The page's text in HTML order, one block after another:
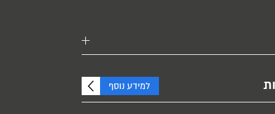
למידע נוסף